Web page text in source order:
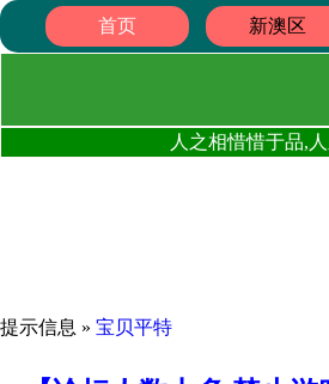
首页 新澳区
人之相惜惜于品,
提示信息 » 宝贝平特